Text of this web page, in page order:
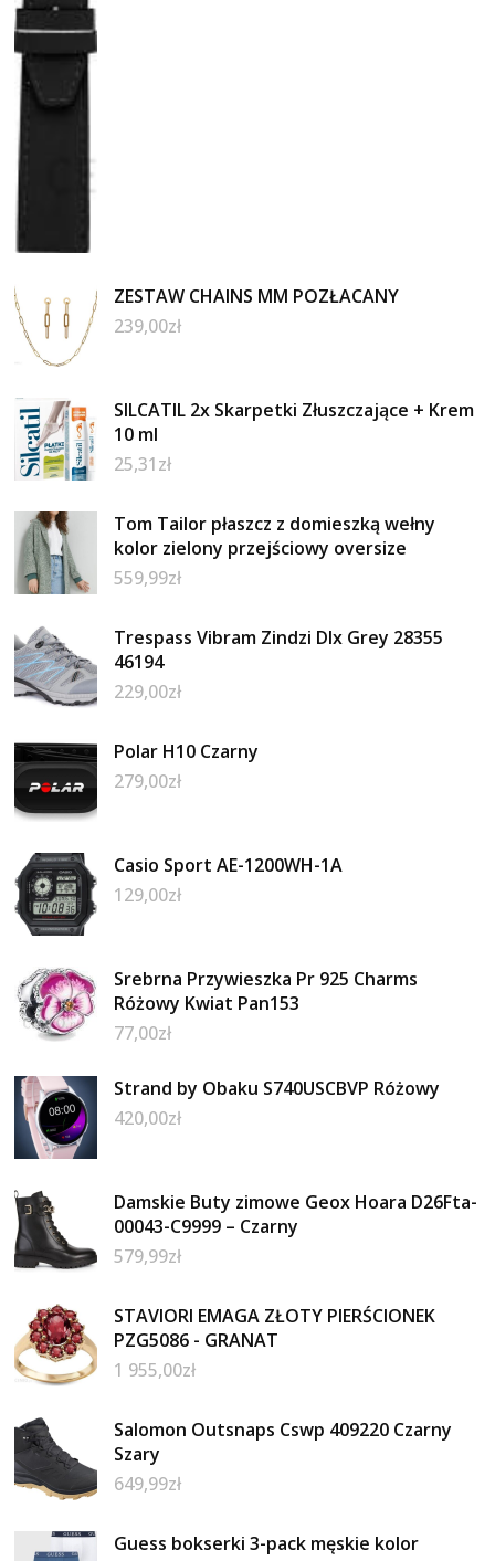
ZESTAW CHAINS MM POZŁACANY
239,00zł
SILCATIL 2x Skarpetki Złuszczające + Krem
10 ml
25,31zł
Tom Tailor płaszcz z domieszką wełny
kolor zielony przejściowy oversize
559,99zł
Trespass Vibram Zindzi Dlx Grey 28355
46194
229,00zł
Polar H10 Czarny
279,00zł
Casio Sport AE-1200WH-1A
129,00zł
Srebrna Przywieszka Pr 925 Charms
Różowy Kwiat Pan153
77,00zł
Strand by Obaku S740USCBVP Różowy
420,00zł
Damskie Buty zimowe Geox Hoara D26Fta-
00043-C9999 – Czarny
579,99zł
STAVIORI EMAGA ZŁOTY PIERŚCIONEK
PZG5086 - GRANAT
1 955,00zł
Salomon Outsnaps Cswp 409220 Czarny
Szary
649,99zł
Guess bokserki 3-pack męskie kolor